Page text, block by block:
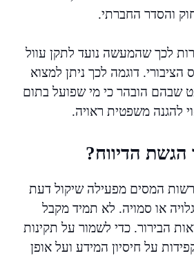
והסדר החברתי.
לכך שהמעשה נועד לתקן עוול
הציבורי. דוגמה לכך ניתן למצוא
שבהם הובהר כי מי שפועל בתום
להגנה משפטית ראויה.
הדיווח?
המסים מפעילה שיקול דעת
או סמויה. לא תמיד מקבל
הבירור. כדי לשמור על תקינות
על חיסיון המידע ועל אופן